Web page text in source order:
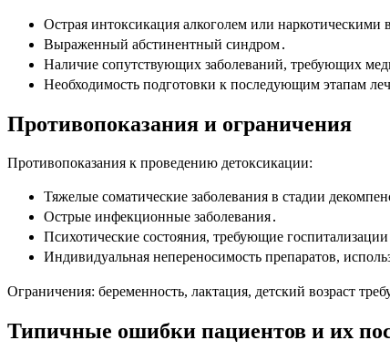
Острая интоксикация алкоголем или наркотическими
Выраженный абстинентный синдром․
Наличие сопутствующих заболеваний, требующих
Необходимость подготовки к последующим этапам
Противопоказания и ограничения
Противопоказания к проведению детоксикации:
Тяжелые соматические заболевания в стадии
Острые инфекционные заболевания․
Психотические состояния, требующие
Индивидуальная непереносимость препаратов,
Ограничения: беременность, лактация, детский возраст
Типичные ошибки пациентов и их